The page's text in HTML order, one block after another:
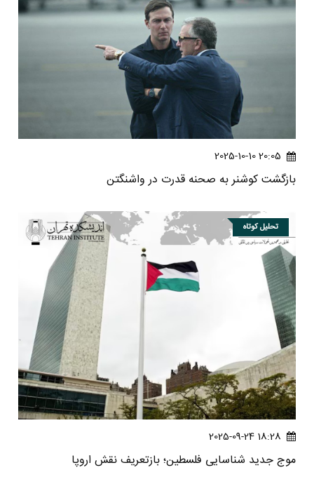
20:05 2025-10-10
بازگشت کوشنر به صحنه قدرت در واشنگتن
تحلیل کوتاه
18:28 2025-09-24
موج جدید شناسایی فلسطین؛ بازتعریف نقش اروپا